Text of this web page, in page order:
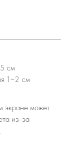
см
1−2 см
экране может
из-за